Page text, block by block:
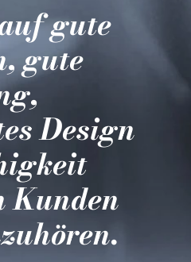
gute
gute
Design
Kunden